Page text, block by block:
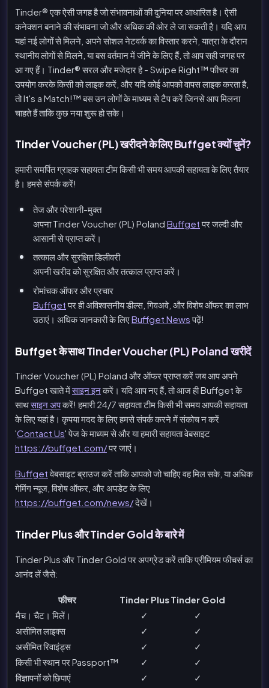
Tinder® एक ऐसी जगह है जो संभावनाओं की दुनिया पर आधारित है। ऐसी
कनेक्शन बनाने की संभावना जो और अधिक की ओर ले जा सकती है। यदि आप
यहां नई लोगों से मिलने, अपने सोशल नेटवर्क का विस्तार करने, यात्रा के दौरान
स्थानीय लोगों से मिलने, या बस वर्तमान में जीने के लिए हैं, तो आप सही जगह पर
आ गए हैं। Tinder® सरल और मजेदार है - Swipe Right™ फीचर का
उपयोग करके किसी को लाइक करें, और यदि कोई आपको वापस लाइक करता है,
तो It's a Match!™ बस उन लोगों के माध्यम से टैप करें जिनसे आप मिलना
चाहते हैं ताकि कुछ नया शुरू हो सके।
Tinder Voucher (PL) खरीदने के लिए Buffget क्यों चुनें?
हमारी समर्पित ग्राहक सहायता टीम किसी भी समय आपकी सहायता के लिए तैयार
है। हमसे संपर्क करें!
तेज और परेशानी-मुक्त
अपना Tinder Voucher (PL) Poland Buffgetपर जल्दी और
आसानी से प्राप्त करें।
तत्काल और सुरक्षित डिलीवरी
अपनी खरीद को सुरक्षित और तत्काल प्राप्त करें।
रोमांचक ऑफर और प्रचार
Buffgetपर ही अविश्वसनीय डील्स, गिवअवे, और विशेष ऑफर का लाभ
उठाएं। अधिक जानकारी के लिएBuffget Newsपढ़ें!
Buffget के साथ Tinder Voucher (PL) Poland खरीदें
Tinder Voucher (PL) Poland और ऑफर प्राप्त करें जब आप अपने
Buffget खाते मेंसाइन इनकरें। यदि आप नए हैं, तो आज ही Buffget के
साथसाइन अपकरें! हमारी 24/7 सहायता टीम किसी भी समय आपकी सहायता
के लिए यहां है। कृपया मदद के लिए हमसे संपर्क करने में संकोच न करें
'Contact Us' पेज के माध्यम से और या हमारी सहायता वेबसाइट
https://buffget.com/पर जाएं।
Buffgetवेबसाइट ब्राउज करें ताकि आपको जो चाहिए वह मिल सके, या अधिक
गेमिंग न्यूज, विशेष ऑफर, और अपडेट के लिए
https://buffget.com/news/देखें।
Tinder Plus और Tinder Gold के बारे में
Tinder Plus और Tinder Gold पर अपग्रेड करें ताकि प्रीमियम फीचर्स का
आनंद लें जैसे:
फीचर Tinder PlusTinder Gold
मैच। चैट। मिलें।
✓
✓
असीमित लाइक्स
✓
✓
असीमित रिवाइंड्स
✓
✓
किसी भी स्थान पर Passport™
✓
✓
विज्ञापनों को छिपाएं
✓
✓